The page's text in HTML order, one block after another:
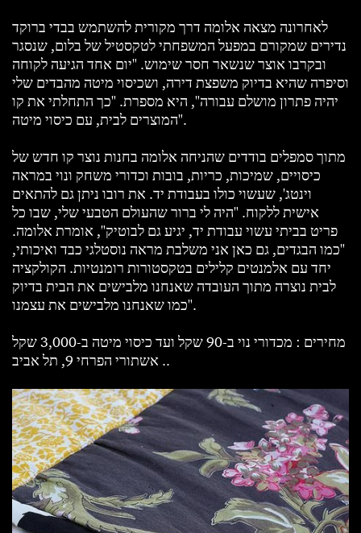
לאחרונה מצאה אלומה דרך מקורית להשתמש בבדי ברוקד
נדירים שמקורם במפעל המשפחתי לטקסטיל של בלום, שנסגר
ובקרבו אוצר שנשאר חסר שימוש. "יום אחד הגיעה לקוחה
וסיפרה שהיא בדיוק משפצת דירה, ושכיסוי מיטה מהבדים שלי
יהיה פתרון מושלם עבורה", היא מספרת. "כך התחלתי את קו
המוצרים לבית, עם כיסוי מיטה".
מתוך סמפלים בודדים שהניחה אלומה בחנות נוצר קו חדש של
כיסויים, שמיכות, כריות, בובות וכדורי משחק ונוי במראה
וינטג', שעשוי כולו בעבודת יד. את רובו ניתן גם להתאים
אישית ללקוח. "היה לי ברור שהעולם הטבעי שלי, שבו כל
פריט בביתי עשוי עבודת יד, יגיע גם לבוטיק", אומרת אלומה.
"כמו הבגדים, גם כאן אני משלבת מראה נוסטלגי כבד ואיכותי,
יחד עם אלמנטים קלילים בטקסטורות רומנטיות. הקולקציה
לבית נוצרה מתוך העובדה שאנחנו מלבישים את הבית בדיוק
כמו שאנחנו מלבישים את עצמנו".
מחירים : מכדורי נוי ב-90 שקל ועד כיסוי מיטה ב-3,000 שקל
. אשתורי הפרחי 9, תל אביב.